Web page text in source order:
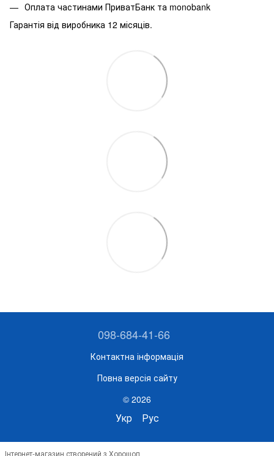
Оплата частинами ПриватБанк та monobank
Гарантія від виробника 12 місяців.
098-684-41-66
Контактна інформація
Повна версія сайту
© 2026
Укр Рус
Інтернет-магазин створений з Хорошоп